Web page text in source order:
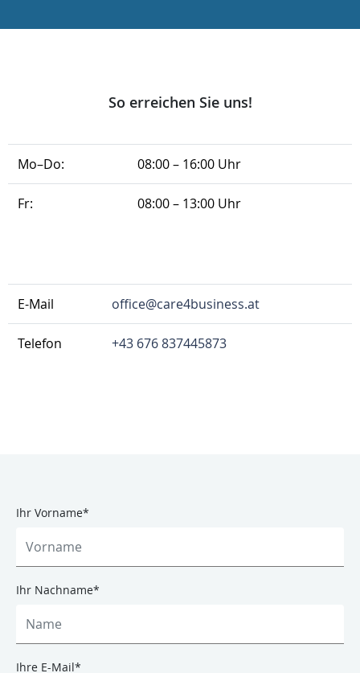
So erreichen Sie uns!
Mo–Do: 08:00 – 16:00 Uhr
Fr: 08:00 – 13:00 Uhr
E-Mail office@care4business.at
Telefon +43 676 837445873
Ihr Vorname*
Ihr Nachname*
Ihre E-Mail*